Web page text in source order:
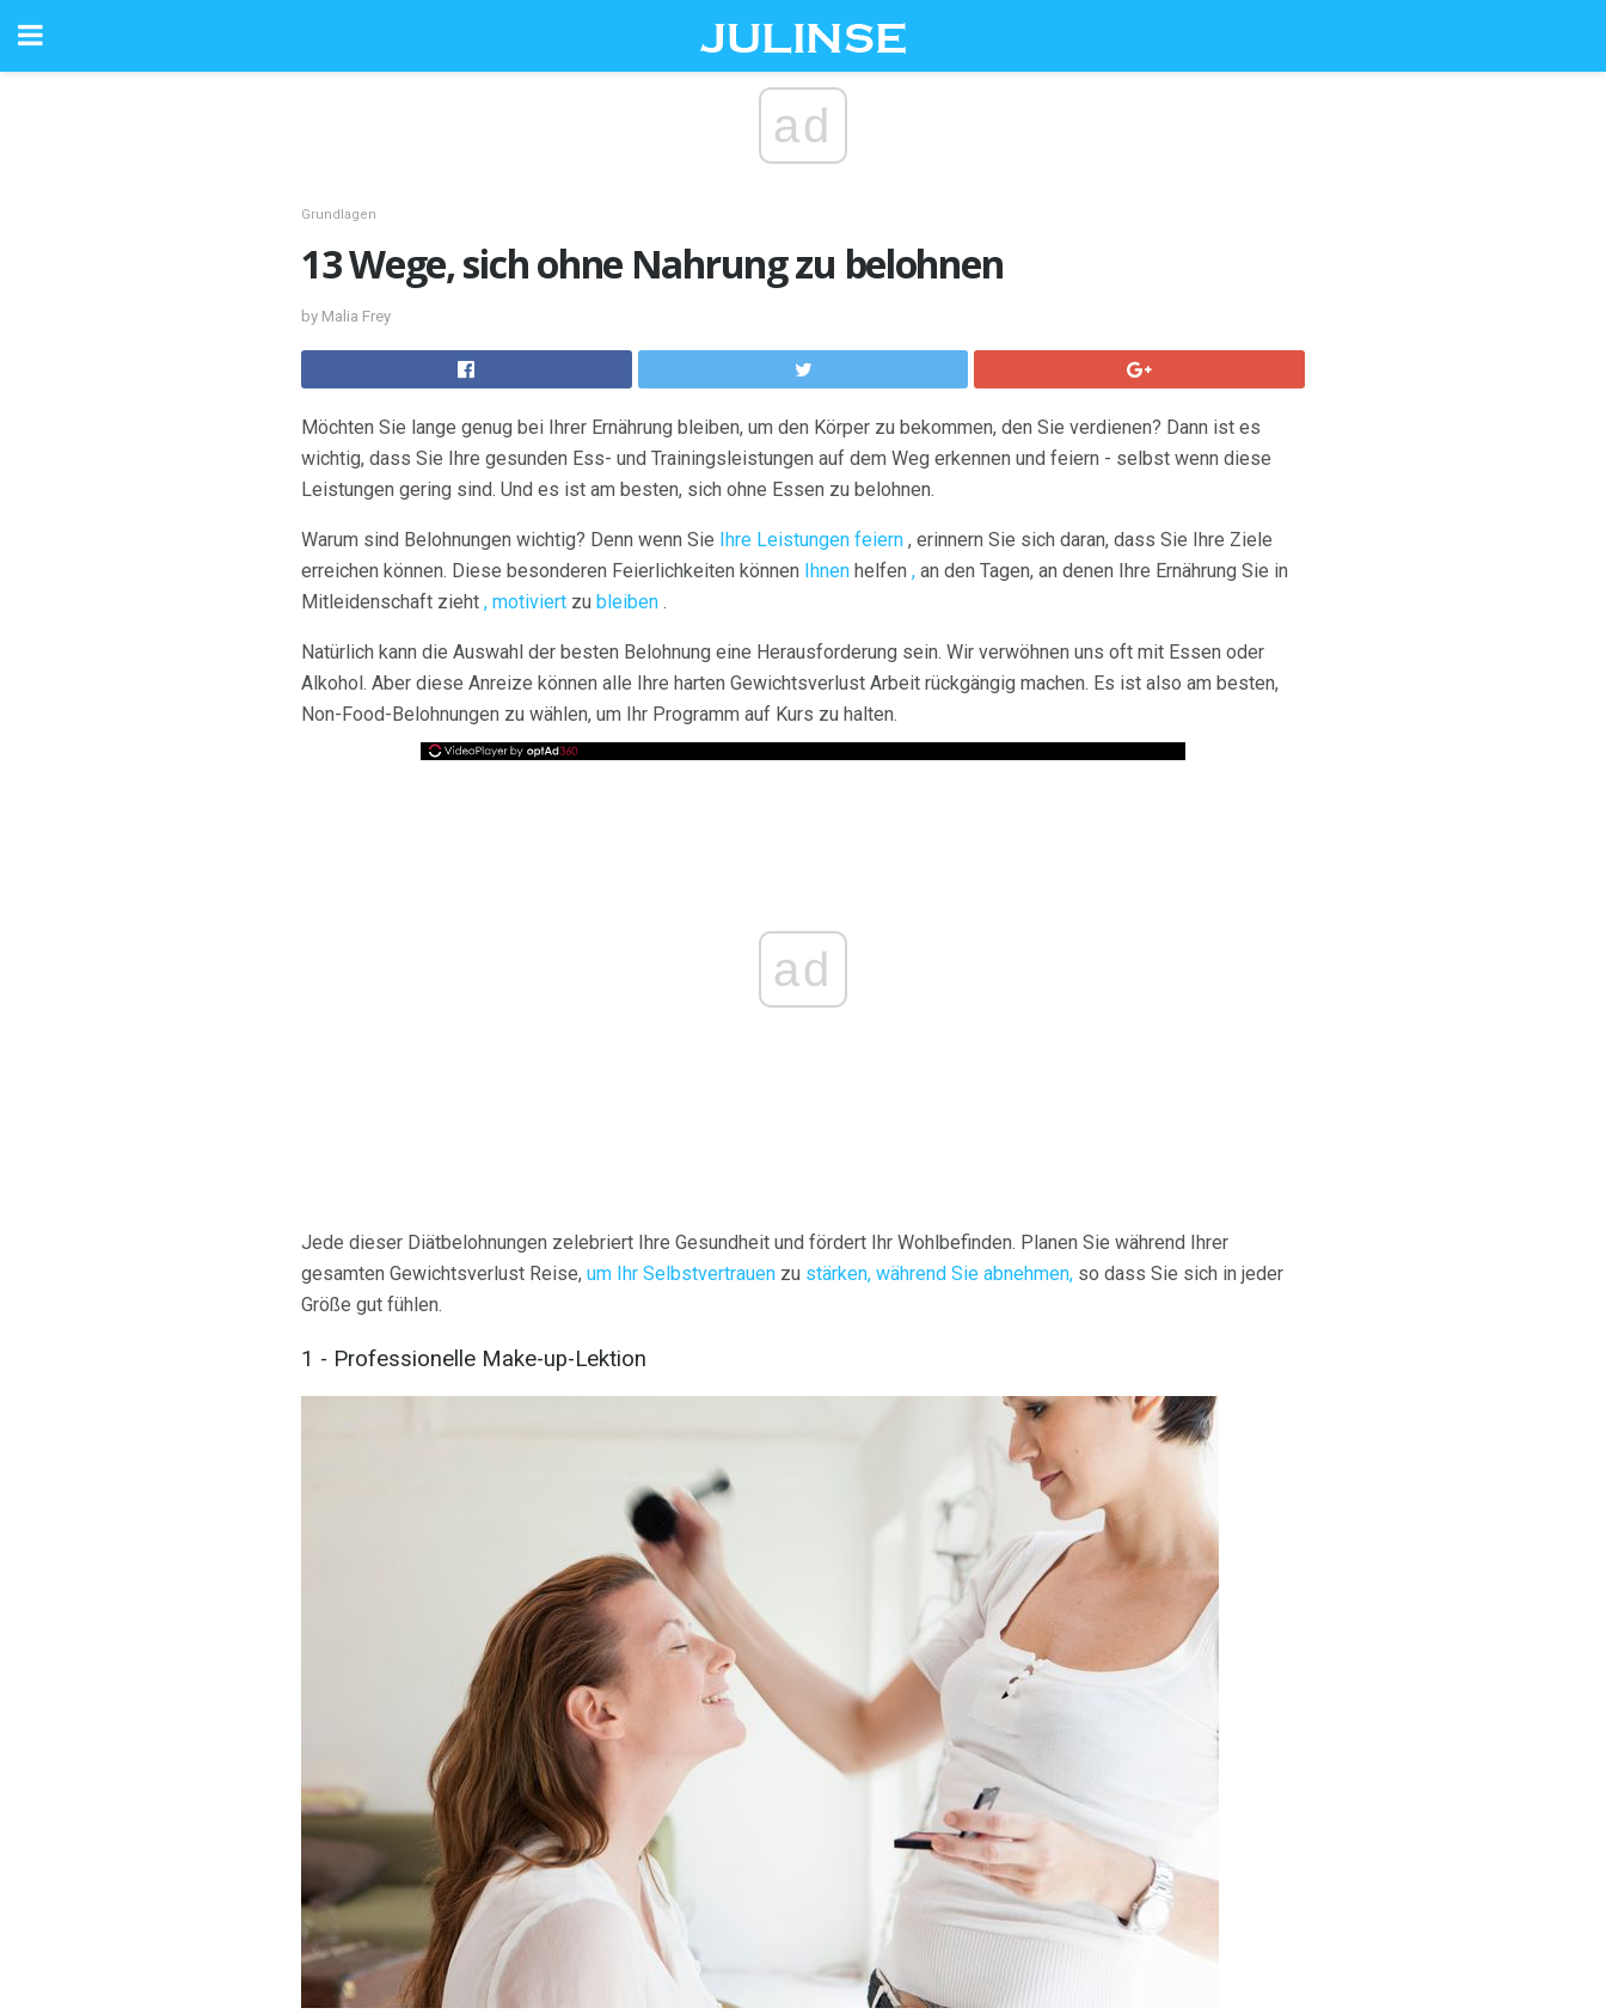
ad
Grundlagen
13 Wege, sich ohne Nahrung zu belohnen
by Malia Frey
Möchten Sie lange genug bei Ihrer Ernährung bleiben, um den Körper zu bekommen, den Sie verdienen? Dann ist es
wichtig, dass Sie Ihre gesunden Ess- und Trainingsleistungen auf dem Weg erkennen und feiern - selbst wenn diese
Leistungen gering sind. Und es ist am besten, sich ohne Essen zu belohnen.
Warum sind Belohnungen wichtig? Denn wenn Sie Ihre Leistungen feiern , erinnern Sie sich daran, dass Sie Ihre Ziele
erreichen können. Diese besonderen Feierlichkeiten können Ihnen helfen , an den Tagen, an denen Ihre Ernährung Sie in
Mitleidenschaft zieht , motiviert zu bleiben .
Natürlich kann die Auswahl der besten Belohnung eine Herausforderung sein. Wir verwöhnen uns oft mit Essen oder
Alkohol. Aber diese Anreize können alle Ihre harten Gewichtsverlust Arbeit rückgängig machen. Es ist also am besten,
Non-Food-Belohnungen zu wählen, um Ihr Programm auf Kurs zu halten.
ad
Jede dieser Diätbelohnungen zelebriert Ihre Gesundheit und fördert Ihr Wohlbefinden. Planen Sie während Ihrer
gesamten Gewichtsverlust Reise, um Ihr Selbstvertrauen zu stärken, während Sie abnehmen, so dass Sie sich in jeder
Größe gut fühlen.
1 - Professionelle Make-up-Lektion